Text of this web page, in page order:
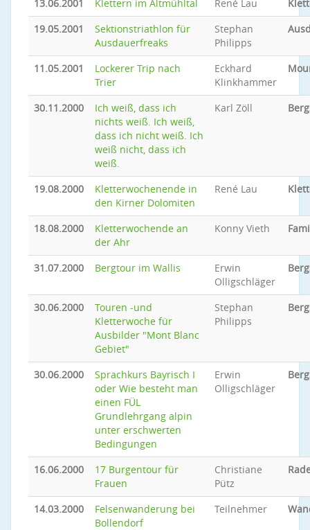
13.06.2001 Klettern im Altmühltal René Lau
19.05.2001
Sektionstriathlon für
Ausdauerfreaks
Stephan
Philipps
11.05.2001
Lockerer Trip nach
Trier
Eckhard
Klinkhammer
30.11.2000
Ich weiß, dass ich
nichts weiß. Ich weiß,
dass ich nicht weiß. Ich
weiß nicht, dass ich
weiß.
Karl Zöll
19.08.2000
Kletterwochenende in
den Kirner Dolomiten
René Lau
18.08.2000
Kletterwochende an
der Ahr
Konny Vieth
31.07.2000 Bergtour im Wallis
Erwin
Olligschläger
30.06.2000
Touren -und
Kletterwoche für
Ausbilder "Mont Blanc
Gebiet"
Stephan
Philipps
30.06.2000
Sprachkurs Bayrisch I
oder Wie besteht man
einen FÜL
Grundlehrgang alpin
unter erschwerten
Bedingungen
Erwin
Olligschläger
16.06.2000
17 Burgentour für
Frauen
Christiane
Pütz
14.03.2000
Felsenwanderung bei
Bollendorf
Teilnehmer